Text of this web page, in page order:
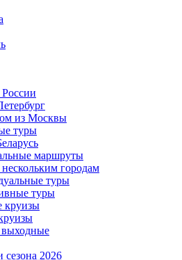
из Москвы
туры
маршруты
городам
туры
туры
круизы
2026